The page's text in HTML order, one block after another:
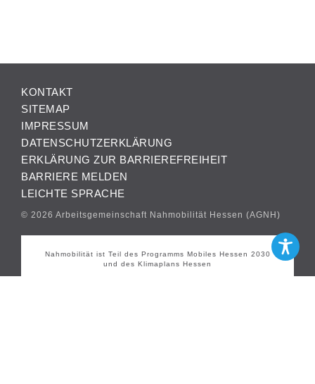
KONTAKT
SITEMAP
IMPRESSUM
DATENSCHUTZERKLÄRUNG
ERKLÄRUNG ZUR BARRIEREFREIHEIT
BARRIERE MELDEN
LEICHTE SPRACHE
© 2026 Arbeitsgemeinschaft Nahmobilität Hessen (AGNH)
Nahmobilität ist Teil des Programms Mobiles Hessen 2030
und des Klimaplans Hessen